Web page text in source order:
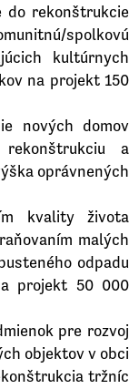
do rekonštrukcie
spolkovú
kultúrnych
na projekt 150
nových domov
a
oprávnených
kvality života
malých
odpadu
projekt 50 000
pre rozvoj
objektov v obci
tržníc